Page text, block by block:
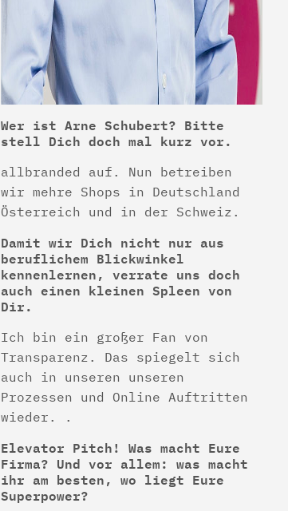
Wer ist Arne Schubert? Bitte
stell Dich doch mal kurz vor.
allbranded auf. Nun betreiben
wir mehre Shops in Deutschland
Österreich und in der Schweiz.
Damit wir Dich nicht nur aus
beruflichem Blickwinkel
kennenlernen, verrate uns doch
auch einen kleinen Spleen von
Dir.
Ich bin ein großer Fan von
Transparenz. Das spiegelt sich
auch in unseren unseren
Prozessen und Online Auftritten
wieder. .
Elevator Pitch! Was macht Eure
Firma? Und vor allem: was macht
ihr am besten, wo liegt Eure
Superpower?